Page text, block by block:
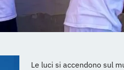
Le luci si accendono sul